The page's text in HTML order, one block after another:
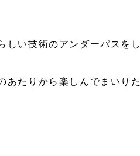
い技術のアンダーパスを
たりから楽しんでまいり